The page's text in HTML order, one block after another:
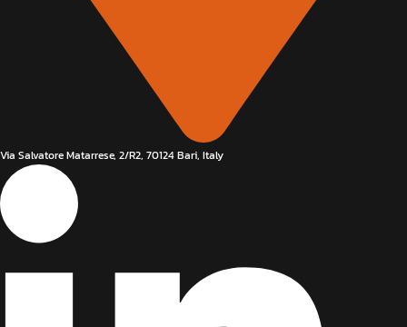
Via Salvatore Matarrese, 2/R2, 70124 Bari, Italy